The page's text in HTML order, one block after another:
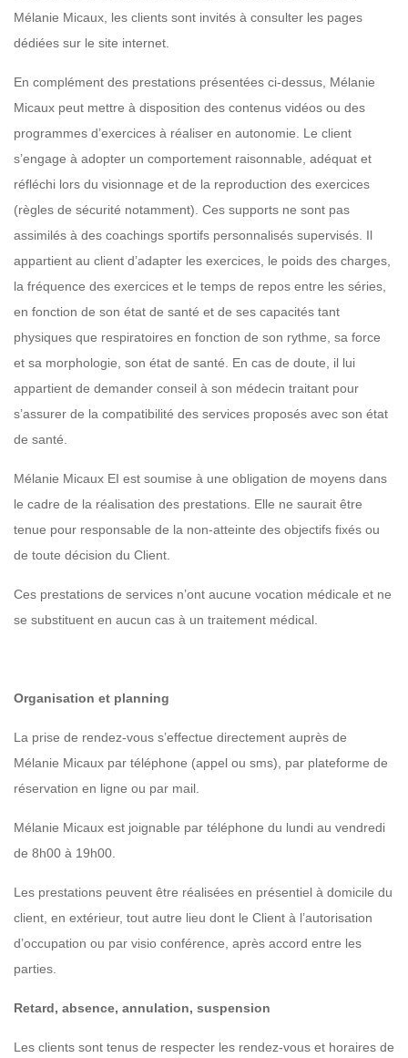
Mélanie Micaux, les clients sont invités à consulter les pages
dédiées sur le site internet.
En complément des prestations présentées ci-dessus, Mélanie
Micaux peut mettre à disposition des contenus vidéos ou des
programmes d’exercices à réaliser en autonomie. Le client
s’engage à adopter un comportement raisonnable, adéquat et
réfléchi lors du visionnage et de la reproduction des exercices
(règles de sécurité notamment). Ces supports ne sont pas
assimilés à des coachings sportifs personnalisés supervisés. Il
appartient au client d’adapter les exercices, le poids des charges,
la fréquence des exercices et le temps de repos entre les séries,
en fonction de son état de santé et de ses capacités tant
physiques que respiratoires en fonction de son rythme, sa force
et sa morphologie, son état de santé. En cas de doute, il lui
appartient de demander conseil à son médecin traitant pour
s’assurer de la compatibilité des services proposés avec son état
de santé.
Mélanie Micaux EI est soumise à une obligation de moyens dans
le cadre de la réalisation des prestations. Elle ne saurait être
tenue pour responsable de la non-atteinte des objectifs fixés ou
de toute décision du Client.
Ces prestations de services n’ont aucune vocation médicale et ne
se substituent en aucun cas à un traitement médical.
Organisation et planning
La prise de rendez-vous s’effectue directement auprès de
Mélanie Micaux par téléphone (appel ou sms), par plateforme de
réservation en ligne ou par mail.
Mélanie Micaux est joignable par téléphone du lundi au vendredi
de 8h00 à 19h00.
Les prestations peuvent être réalisées en présentiel à domicile du
client, en extérieur, tout autre lieu dont le Client à l’autorisation
d’occupation ou par visio conférence, après accord entre les
parties.
Retard, absence, annulation, suspension
Les clients sont tenus de respecter les rendez-vous et horaires de